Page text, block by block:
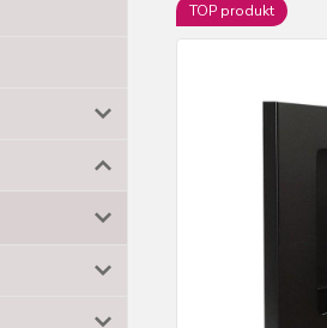
TOP produkt